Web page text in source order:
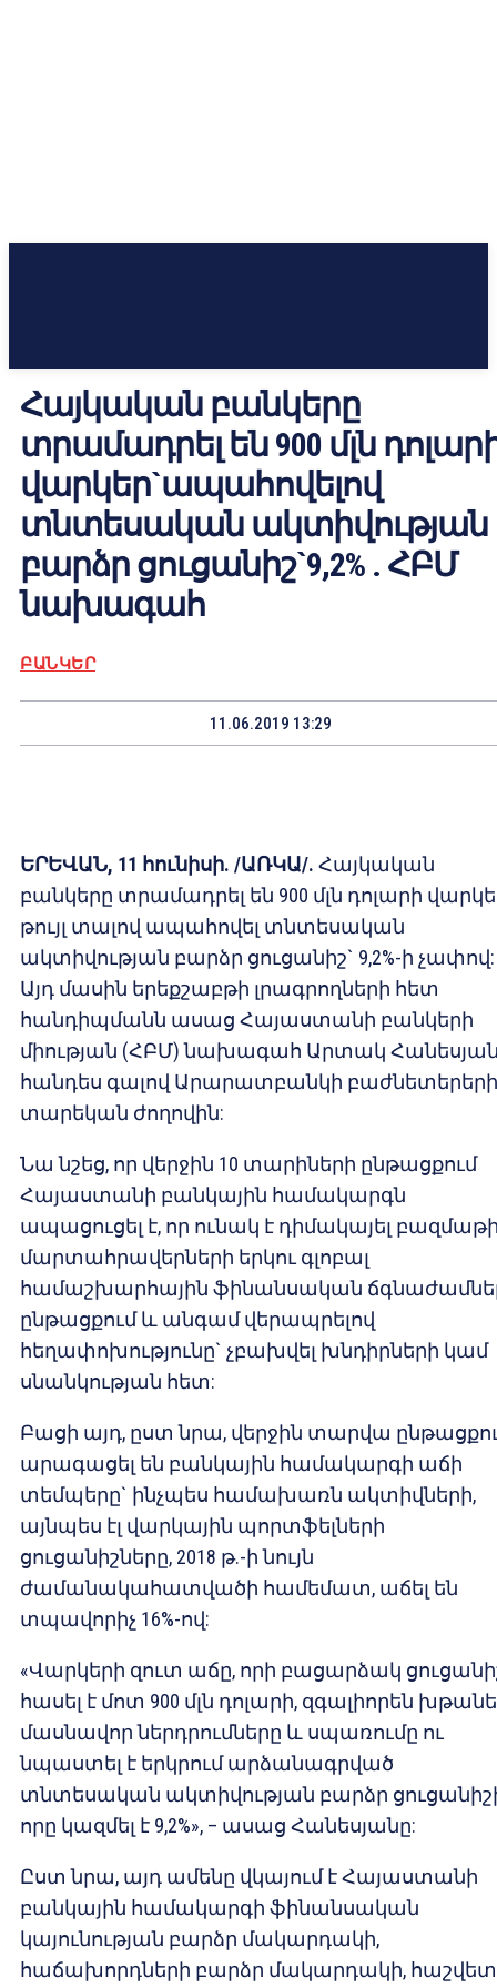
Հայկական բանկերը
տրամադրել են 900 մլն
վարկեր`ապահովելով
տնտեսական ակտիվության
բարձր ցուցանիշ`9,2% . ՀԲՄ
նախագահ
ԲԱՆԿԵՐ
11.06.2019 13:29
ԵՐԵՎԱՆ, 11 հունիսի. /ԱՌԿԱ/. Հայկական
բանկերը տրամադրել են 900 մլն դոլարի
թույլ տալով ապահովել տնտեսական
ակտիվության բարձր ցուցանիշ` 9,2%-ի չափով:
Այդ մասին երեքշաբթի լրագրողների հետ
հանդիպմանն ասաց Հայաստանի բանկերի
միության (ՀԲՄ) նախագահ Արտակ
հանդես գալով Արարատբանկի բաժնետերերի
տարեկան ժողովին:
Նա նշեց, որ վերջին 10 տարիների ընթացքում
Հայաստանի բանկային համակարգն
ապացուցել է, որ ունակ է դիմակայել
մարտահրավերների երկու գլոբալ
համաշխարհային ֆինանսական
ընթացքում և անգամ վերապրելով
հեղափոխությունը` չբախվել խնդիրների կամ
սնանկության հետ:
Բացի այդ, ըստ նրա, վերջին տարվա
արագացել են բանկային համակարգի աճի
տեմպերը` ինչպես համախառն ակտիվների,
այնպես էլ վարկային պորտֆելների
ցուցանիշները, 2018 թ.-ի նույն
ժամանակահատվածի համեմատ, աճել են
տպավորիչ 16%-ով:
«Վարկերի զուտ աճը, որի բացարձակ
հասել է մոտ 900 մլն դոլարի, զգալիորեն
մասնավոր ներդրումները և սպառումը ու
նպաստել է երկրում արձանագրված
տնտեսական ակտիվության բարձր
որը կազմել է 9,2%», – ասաց Հանեսյանը:
Ըստ նրա, այդ ամենը վկայում է Հայաստանի
բանկային համակարգի ֆինանսական
կայունության բարձր մակարդակի,
հաճախորդների բարձր մակարդակի,